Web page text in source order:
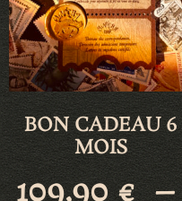
BON CADEAU 6
MOIS
109,90€ –